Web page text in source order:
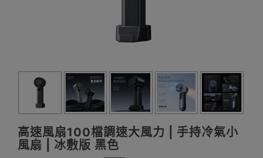
高速風扇100檔調速大風力 | 手持冷氣小
風扇 | 冰敷版 黑色